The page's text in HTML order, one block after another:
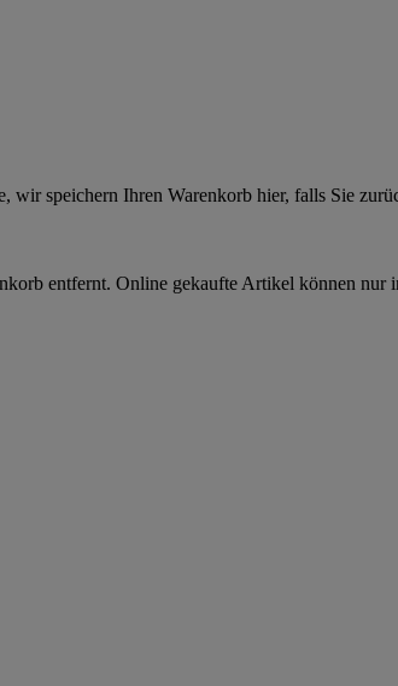
wir speichern Ihren Warenkorb hier, falls Sie
entfernt. Online gekaufte Artikel können nur